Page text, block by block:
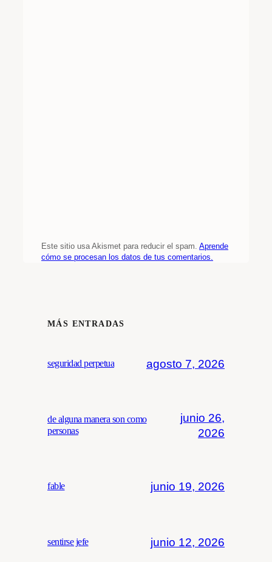
Este sitio usa Akismet para reducir el spam. Aprende
cómo se procesan los datos de tus comentarios.
MÁS ENTRADAS
seguridad perpetua agosto 7, 2026
de alguna manera son como
personas
junio 26,
2026
fable junio 19, 2026
sentirse jefe junio 12, 2026